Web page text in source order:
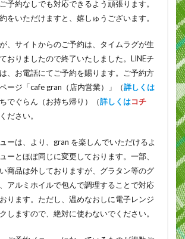
予約なしでも対応できるよう頑張ります。
をいただけますと、嬉しゅうございます。
、サイトからのご予約は、タイムラグが生
おりましたので終了いたしました。LINEチ
、お電話にてご予約を賜ります。ご予約方
ージ「cafe gran（店内営業）」（詳しくは
でぐらん（お持ち帰り）（詳しくはコチ
ださい。
ーは、より、gran を楽しんでいただけるよ
ーとほぼ同じに変更しております。一部、
商品は外しておりますが、グラタン等のグ
アルミホイルで包んで調理することで対応
ります。ただし、温めなおしに電子レンジ
しますので、絶対に使わないでください。